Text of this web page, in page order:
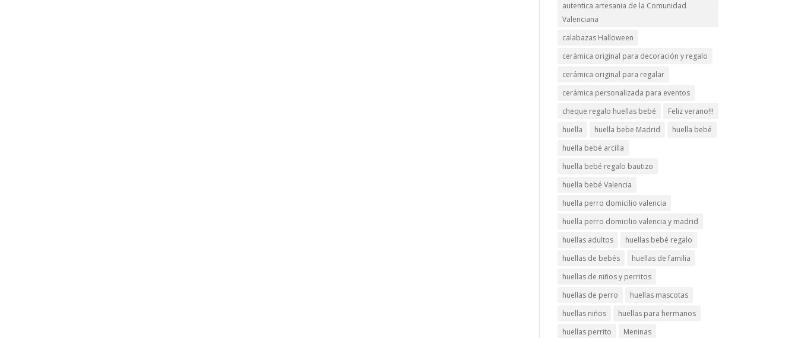
autentica artesania de la Comunidad
Valenciana
calabazas Halloween
cerámica original para decoración y regalo
cerámica original para regalar
cerámica personalizada para eventos
cheque regalo huellas bebé
Feliz verano!!!
huella
huella bebe Madrid
huella bebé
huella bebé arcilla
huella bebé regalo bautizo
huella bebé Valencia
huella perro domicilio valencia
huella perro domicilio valencia y madrid
huellas adultos
huellas bebé regalo
huellas de bebés
huellas de familia
huellas de niños y perritos
huellas de perro
huellas mascotas
huellas niños
huellas para hermanos
huellas perrito
Meninas